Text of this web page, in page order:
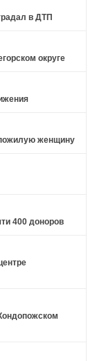
в ДТП
округе
женщину
400 доноров